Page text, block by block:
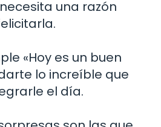
una razón
«Hoy es un buen
lo increíble que
el día.